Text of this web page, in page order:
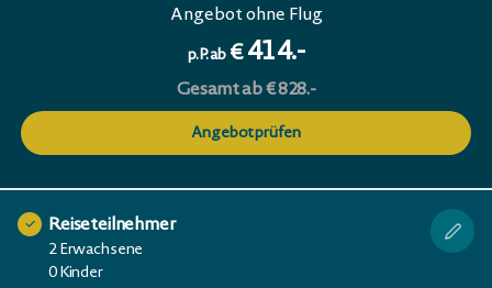
Angebot ohne Flug
p.P. ab €414.-
Gesamt ab € 828.-
Angebot prüfen
Reiseteilnehmer
2 Erwachsene
0 Kinder